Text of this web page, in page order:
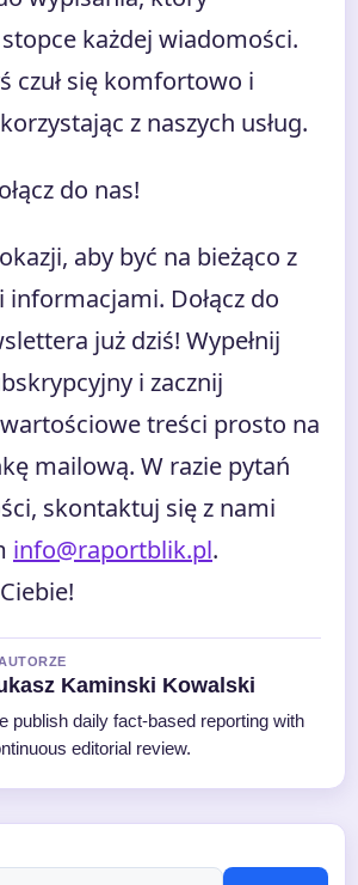
każdej wiadomości.
czuł się komfortowo i
z naszych usług.
do nas!
aby być na bieżąco z
Dołącz do
już dziś! Wypełnij
i zacznij
treści prosto na
mailową. W razie pytań
skontaktuj się z nami
info@raportblik.pl.
Kaminski Kowalski
publish daily fact-based reporting with
editorial review.